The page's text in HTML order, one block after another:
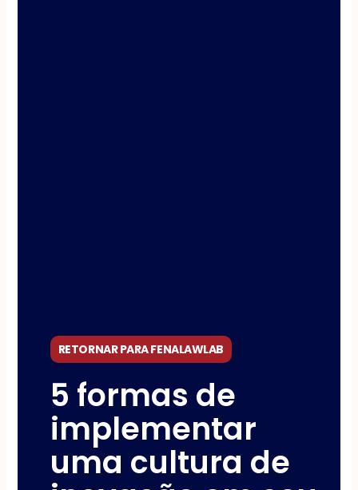
RETORNAR PARA FENALAWLAB
5 formas de
implementar
uma cultura de